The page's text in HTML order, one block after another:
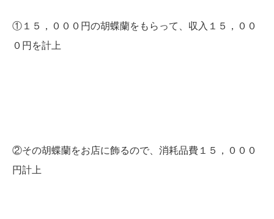
①１５，０００円の胡蝶蘭をもらって、収入１５，００
０円を計上
②その胡蝶蘭をお店に飾るので、消耗品費１５，０００
円計上